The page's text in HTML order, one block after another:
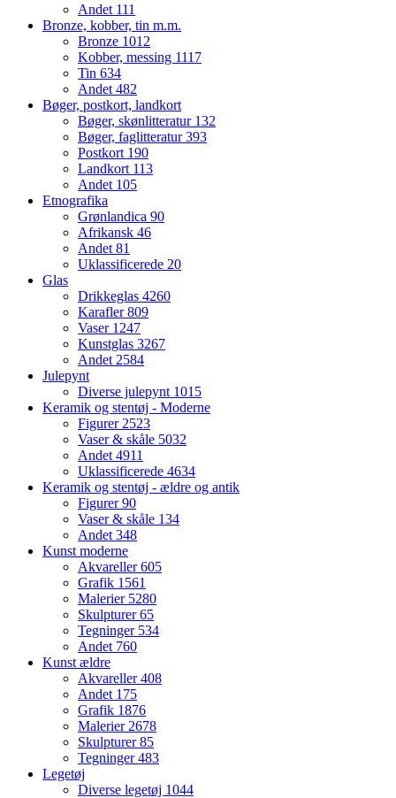
Andet 111
Bronze, kobber, tin m.m.
Bronze 1012
Kobber, messing 1117
Tin 634
Andet482
Bøger, postkort, landkort
Bøger, skønlitteratur 132
Bøger, faglitteratur393
Postkort 190
Landkort 113
Andet 105
Etnografika
Grønlandica 90
Afrikansk 46
Andet81
Uklassificerede 20
Glas
Drikkeglas 4260
Karafler809
Vaser 1247
Kunstglas 3267
Andet2584
Julepynt
Diverse julepynt 1015
Keramik og stentøj - Moderne
Figurer2523
Vaser & skåle 5032
Andet4911
Uklassificerede 4634
Keramik og stentøj - ældre og antik
Figurer90
Vaser & skåle 134
Andet348
Kunst moderne
Akvareller605
Grafik 1561
Malerier 5280
Skulpturer65
Tegninger 534
Andet 760
Kunst ældre
Akvareller408
Andet 175
Grafik 1876
Malerier2678
Skulpturer85
Tegninger483
Legetøj
Diverse legetøj 1044